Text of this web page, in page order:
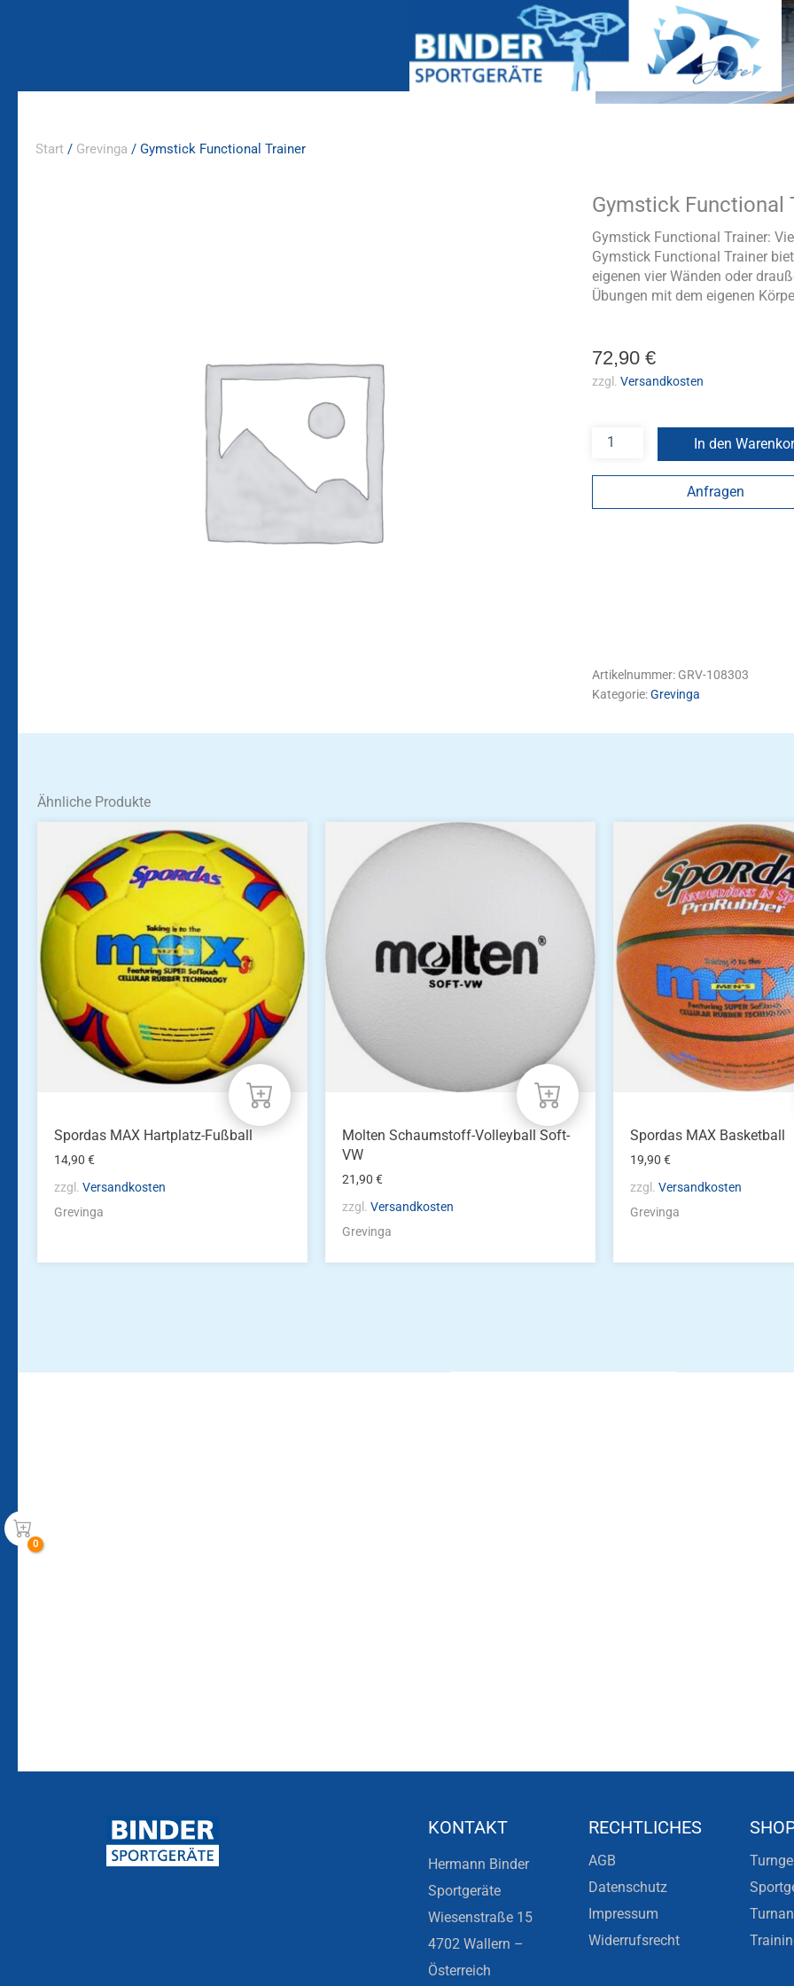
Start / Grevinga / Gymstick Functional Trainer
Gymstick Functional
Gymstick Functional Trainer:
Gymstick Functional Trainer
eigenen vier Wänden oder
Übungen mit dem eigenen
72,90 €
zzgl. Versandkosten
Gymstick
Functional
Trainer
Menge
In den
Anfragen
Artikelnummer: GRV-108303
Kategorie:Grevinga
Ähnliche Produkte
Spordas MAX Hartplatz-Fußball
14,90€
zzgl.Versandkosten
Grevinga
Molten Schaumstoff-Volleyball Soft-
VW
21,90€
zzgl.Versandkosten
Grevinga
Spordas MAX Basketball
19,90€
zzgl.Versandkosten
Grevinga
KONTAKT
Hermann Binder
Sportgeräte
Wiesenstraße 15
4702 Wallern –
Österreich
RECHTLICHES
AGB
Datenschutz
Impressum
Widerrufsrecht